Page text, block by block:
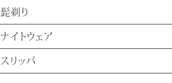
髭剃り
ナイトウェア
スリッパ